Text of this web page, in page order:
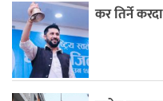
कर तिर्ने